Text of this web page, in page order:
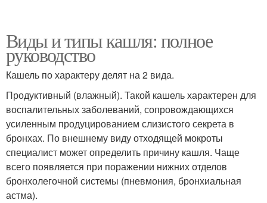
Виды и типы кашля: полное
руководство
Кашель по характеру делят на 2 вида.
Продуктивный (влажный). Такой кашель характерен для
воспалительных заболеваний, сопровождающихся
усиленным продуцированием слизистого секрета в
бронхах. По внешнему виду отходящей мокроты
специалист может определить причину кашля. Чаще
всего появляется при поражении нижних отделов
бронхолегочной системы (пневмония, бронхиальная
астма).